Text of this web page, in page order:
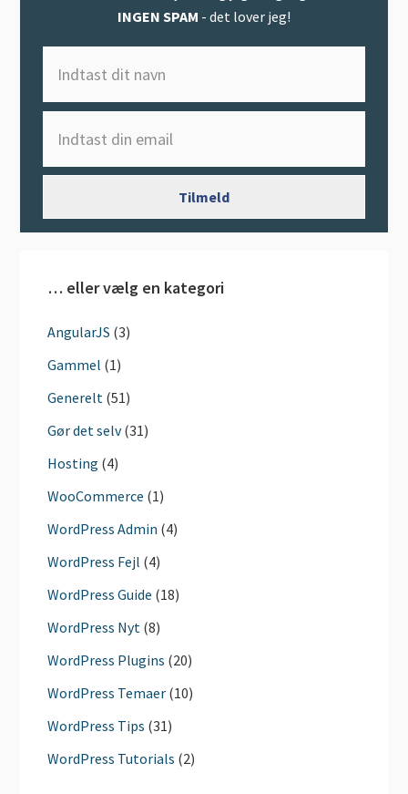
INGEN SPAM - det lover jeg!
… eller vælg en kategori
AngularJS (3)
Gammel (1)
Generelt (51)
Gør det selv(31)
Hosting (4)
WooCommerce (1)
WordPress Admin (4)
WordPress Fejl (4)
WordPress Guide (18)
WordPress Nyt (8)
WordPress Plugins (20)
WordPress Temaer (10)
WordPress Tips (31)
WordPress Tutorials (2)